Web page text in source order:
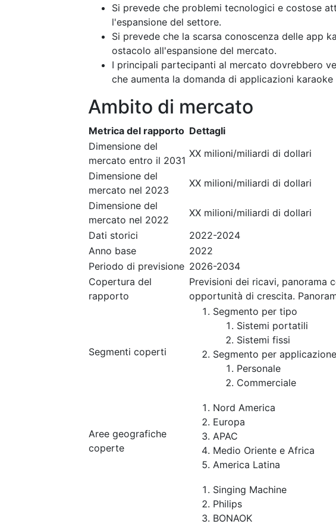
Si prevede che problemi tecnologici e costose
l'espansione del settore.
Si prevede che la scarsa conoscenza delle app
ostacolo all'espansione del mercato.
I principali partecipanti al mercato dovrebbero
che aumenta la domanda di applicazioni
Ambito di mercato
Metrica del rapporto Dettagli
Dimensione del
mercato entro il 2031
XX milioni/miliardi di dollari
Dimensione del
mercato nel 2023
XX milioni/miliardi di dollari
Dimensione del
mercato nel 2022
XX milioni/miliardi di dollari
Dati storici
2022-2024
Anno base
2022
Periodo di previsione 2026-2034
Copertura del
rapporto
Previsioni dei ricavi, panorama
opportunità di crescita.
Segmenti coperti
Segmento per tipo
Sistemi portatili
Sistemi fissi
Segmento per applicazione
Personale
Commerciale
Aree geografiche
coperte
Nord America
Europa
APAC
Medio Oriente e Africa
America Latina
Singing Machine
Philips
BONAOK